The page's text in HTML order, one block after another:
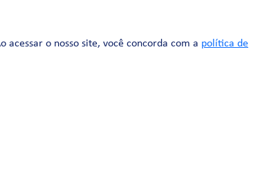
o nosso site, você concorda com a política de